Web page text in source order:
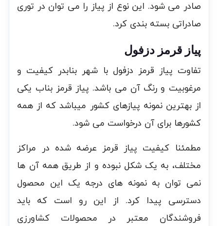
صادر می شود. این نوع از پیاز را می توان در توری
صادراتی بسته بندی کرد.
پیاز قرمز دزفول
تفاوت پیاز قرمز دزفول با شهر بنابدر کیفیت و
مرغوبیت و رنگ آن می باشد. پیاز قرمز بناب یکی
از بهترین نمونه پیازهای کشور میباشد که از همه
کشورها برای آن درخواست می شود.
مطمئنا کیفیت پیاز قرمز عرضه شده در مراکز
مختلف، به یک شکل نبوده و از طریق همه آن ها
نمی توان به نمونه‌ های درجه یک این محصول
دسترسی پیدا کرد. از این رو است که باید
فروشندگان معتبر در محصولات کشاورزی